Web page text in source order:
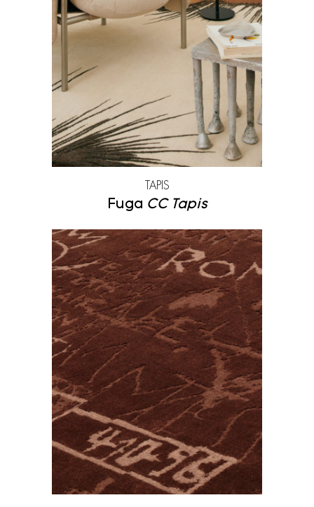
TAPIS
Fuga CC Tapis